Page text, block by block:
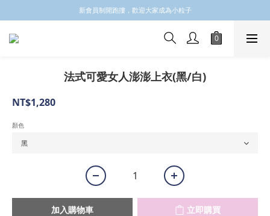
✩✩✩新會員註冊會員email 領取$100購物金✩✩✩
新會員制開跑摟，歡迎大家成為小粒子
✩✩✩新會員註冊會員email 領取$100購物金✩✩✩
法式可愛女人澎澎上衣(黑/白)
NT$1,280
顏色
加入購物車 立即購買